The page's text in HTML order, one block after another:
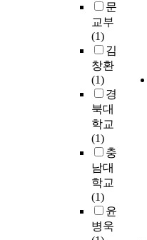
문
교부
(1)
김
창환
(1)
경
북대
학교
(1)
충
남대
학교
(1)
윤
병욱